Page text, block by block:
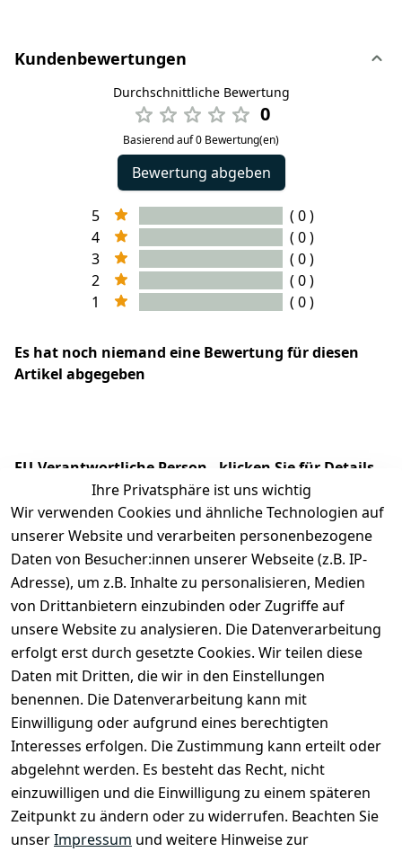
Kundenbewertungen
Durchschnittliche Bewertung
0
Basierend auf 0 Bewertung(en)
Bewertung abgeben
5
( 0 )
4
( 0 )
3
( 0 )
2
( 0 )
1
( 0 )
Es hat noch niemand eine Bewertung für diesen
Artikel abgegeben
EU-Verantwortliche Person - klicken Sie für Details
Ihre Privatsphäre ist uns wichtig
Wir verwenden Cookies und ähnliche Technologien auf
unserer Website und verarbeiten personenbezogene
Daten von Besucher:innen unserer Webseite (z.B. IP-
Adresse), um z.B. Inhalte zu personalisieren, Medien
von Drittanbietern einzubinden oder Zugriffe auf
unsere Website zu analysieren. Die Datenverarbeitung
erfolgt erst durch gesetzte Cookies. Wir teilen diese
Daten mit Dritten, die wir in den Einstellungen
benennen. Die Datenverarbeitung kann mit
Einwilligung oder aufgrund eines berechtigten
Interesses erfolgen. Die Zustimmung kann erteilt oder
abgelehnt werden. Es besteht das Recht, nicht
einzuwilligen und die Einwilligung zu einem späteren
Zeitpunkt zu ändern oder zu widerrufen. Beachten Sie
unserImpressum und weitere Hinweise zur
Rechtliches
Impressum
Datenschutze
rklärung
Barrierefreihe
itserklärung
Services
Registrieren